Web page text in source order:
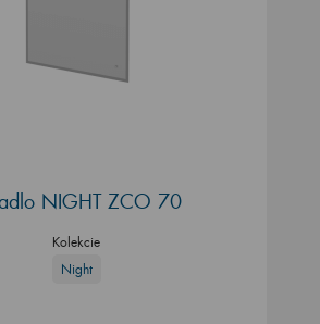
NIGHT ZCO 70
Kolekcie
Night